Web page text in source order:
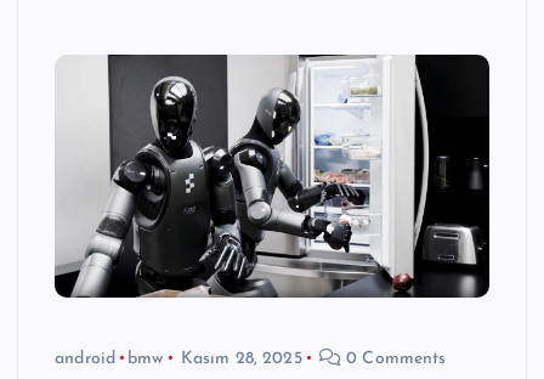
android bmw Kasım 28, 2025 0 Comments